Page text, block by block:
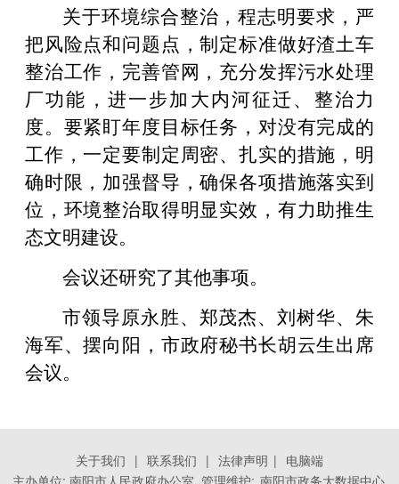
关于环境综合整治，程志明要求，严
把风险点和问题点，制定标准做好渣土车
整治工作，完善管网，充分发挥污水处理
厂功能，进一步加大内河征迁、整治力
度。要紧盯年度目标任务，对没有完成的
工作，一定要制定周密、扎实的措施，明
确时限，加强督导，确保各项措施落实到
位，环境整治取得明显实效，有力助推生
态文明建设。
会议还研究了其他事项。
市领导原永胜、郑茂杰、刘树华、朱
海军、摆向阳，市政府秘书长胡云生出席
会议。
关于我们 | 联系我们 | 法律声明 | 电脑端